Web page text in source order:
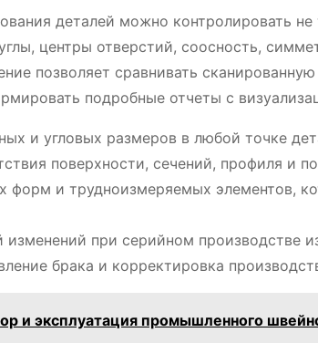
деталей можно контролировать
центры отверстий, соосность,
позволяет сравнивать
подробные отчеты с
и угловых размеров в любой точке
поверхности, сечений, профиля и
форм и трудноизмеряемых элементов,
изменений при серийном производстве
брака и корректировка
и эксплуатация промышленного